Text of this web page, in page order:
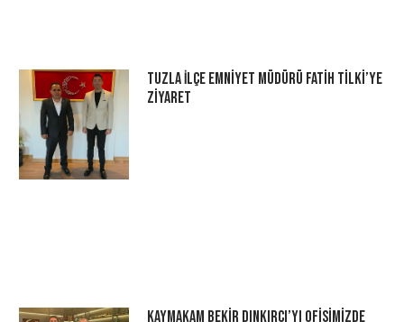
Tuzla İlçe Emniyet Müdürü Fatih Tilki’ye
Ziyaret
Kaymakam Bekir Dınkırcı’yı Ofisimizde